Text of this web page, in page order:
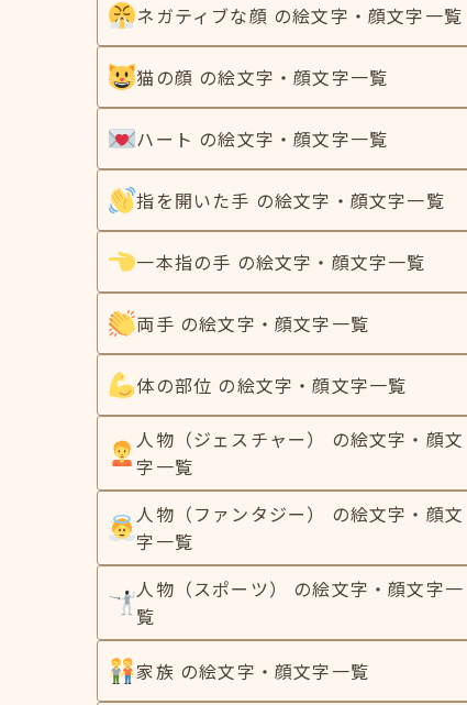
ネガティブな顔 の絵文字・顔文字一覧
猫の顔 の絵文字・顔文字一覧
ハート の絵文字・顔文字一覧
指を開いた手 の絵文字・顔文字一覧
一本指の手 の絵文字・顔文字一覧
両手 の絵文字・顔文字一覧
体の部位 の絵文字・顔文字一覧
人物（ジェスチャー） の絵文字・顔文
字一覧
人物（ファンタジー） の絵文字・顔文
字一覧
人物（スポーツ） の絵文字・顔文字一
覧
家族 の絵文字・顔文字一覧